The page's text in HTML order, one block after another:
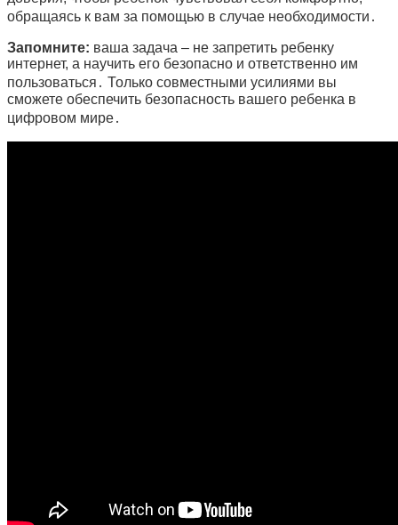
обращаясь к вам за помощью в случае необходимости․
Запомните: ваша задача – не запретить ребенку
интернет, а научить его безопасно и ответственно им
пользоваться․ Только совместными усилиями вы
сможете обеспечить безопасность вашего ребенка в
цифровом мире․